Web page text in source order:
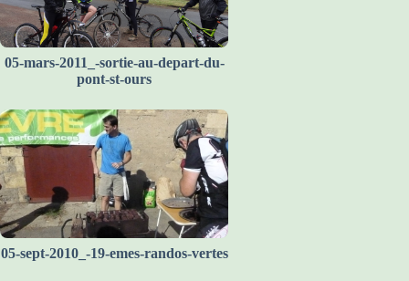
05-mars-2011_-sortie-au-depart-du-
pont-st-ours
05-sept-2010_-19-emes-randos-vertes